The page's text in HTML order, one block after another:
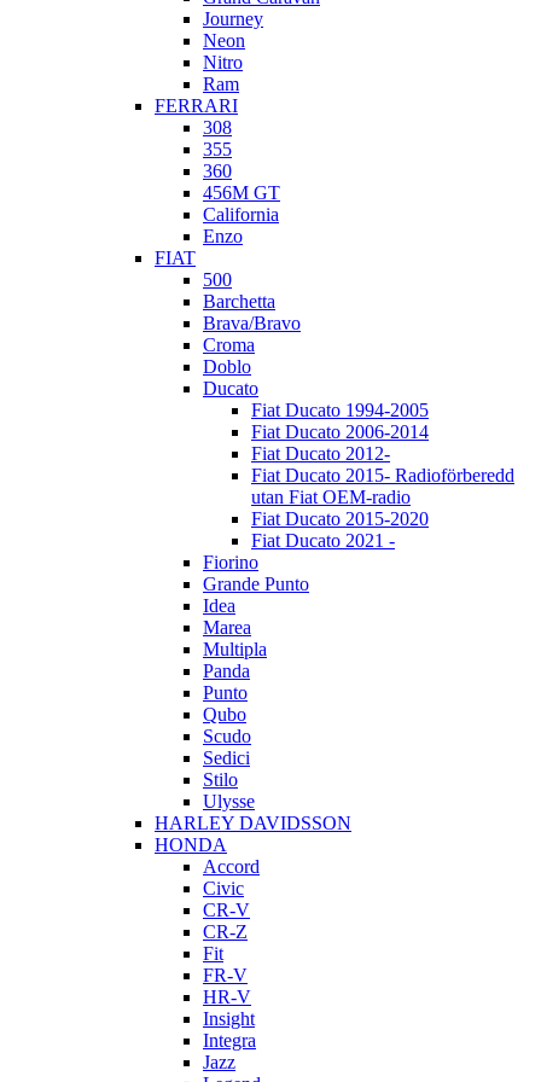
Journey
Neon
Nitro
Ram
FERRARI
308
355
360
456M GT
California
Enzo
FIAT
500
Barchetta
Brava/Bravo
Croma
Doblo
Ducato
Fiat Ducato 1994-2005
Fiat Ducato 2006-2014
Fiat Ducato 2012-
Fiat Ducato 2015- Radioförberedd
utan Fiat OEM-radio
Fiat Ducato 2015-2020
Fiat Ducato 2021 -
Fiorino
Grande Punto
Idea
Marea
Multipla
Panda
Punto
Qubo
Scudo
Sedici
Stilo
Ulysse
HARLEY DAVIDSSON
HONDA
Accord
Civic
CR-V
CR-Z
Fit
FR-V
HR-V
Insight
Integra
Jazz